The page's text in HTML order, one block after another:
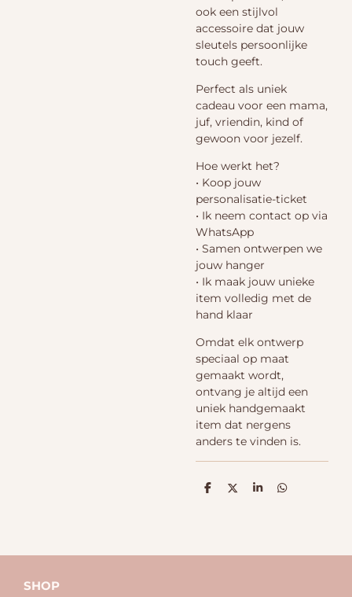
ook een stijlvol
accessoire dat jouw
sleutels persoonlijke
touch geeft.
Perfect als uniek
cadeau voor een mama,
juf, vriendin, kind of
gewoon voor jezelf.
Hoe werkt het?
• Koop jouw
personalisatie-ticket
• Ik neem contact op via
WhatsApp
• Samen ontwerpen we
jouw hanger
• Ik maak jouw unieke
item volledig met de
hand klaar
Omdat elk ontwerp
speciaal op maat
gemaakt wordt,
ontvang je altijd een
uniek handgemaakt
item dat nergens
anders te vinden is.
D
D
S
D
SHOP